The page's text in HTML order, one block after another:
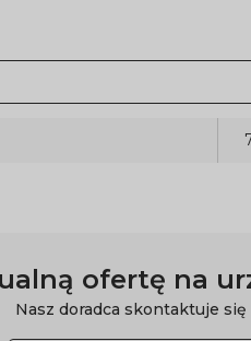
ofertę na
Nasz doradca skontaktuje